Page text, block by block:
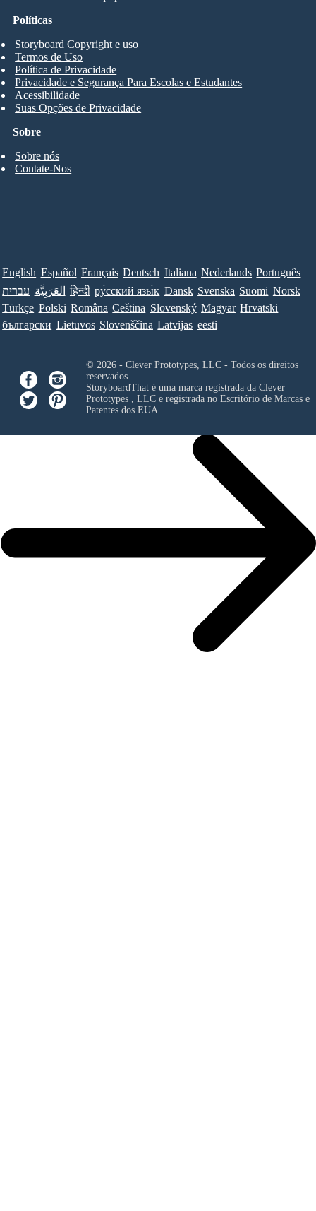
Sobre
Sobre nós
Contate-Nos
Políticas
Storyboard Copyright e uso
Termos de Uso
Política de Privacidade
Privacidade e Segurança Para Escolas e Estudantes
Acessibilidade
Suas Opções de Privacidade
English Español Français Deutsch Italiana Nederlands Português
עברית العَرَبِيَّة हिन्दी ру́сский язы́к Dansk Svenska Suomi Norsk
Türkçe Polski Româna Ceština Slovenský Magyar Hrvatski
български Lietuvos Slovenščina Latvijas eesti
© 2026 - Clever Prototypes, LLC - Todos os direitos
reservados.
StoryboardThat é uma marca registrada da Clever
Prototypes , LLCe registrada no Escritório de Marcas e
Patentes dos EUA